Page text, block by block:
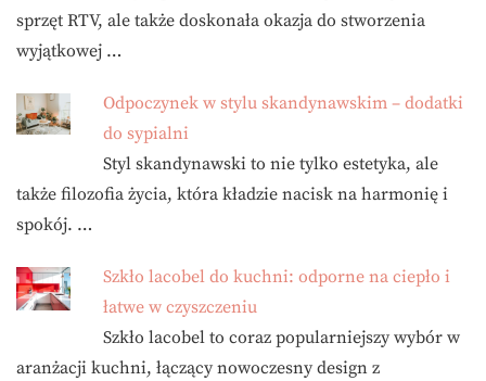
sprzęt RTV, ale także doskonała okazja do stworzenia
wyjątkowej …
Odpoczynek w stylu skandynawskim – dodatki
do sypialni
Styl skandynawski to nie tylko estetyka, ale
także filozofia życia, która kładzie nacisk na harmonię i
spokój. …
Szkło lacobel do kuchni: odporne na ciepło i
łatwe w czyszczeniu
Szkło lacobel to coraz popularniejszy wybór w
aranżacji kuchni, łączący nowoczesny design z